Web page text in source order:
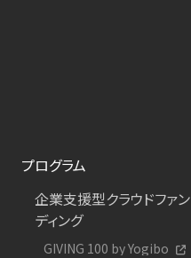
プログラム
企業支援型クラウドファン
ディング
GIVING 100 by Yogibo